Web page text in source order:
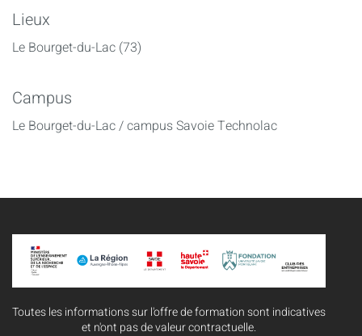
Lieux
Le Bourget-du-Lac (73)
Campus
Le Bourget-du-Lac / campus Savoie Technolac
Toutes les informations sur l'offre de formation sont indicatives
et n'ont pas de valeur contractuelle.